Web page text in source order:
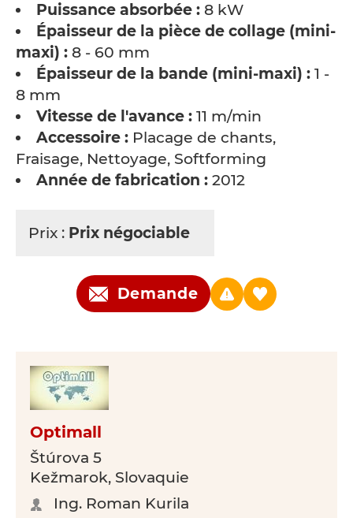
Puissance absorbée : 8 kW
Épaisseur de la pièce de collage (mini-
maxi) : 8 - 60 mm
Épaisseur de la bande (mini-maxi) : 1 -
8 mm
Vitesse de l'avance : 11 m/min
Accessoire : Placage de chants,
Fraisage, Nettoyage, Softforming
Année de fabrication : 2012
Prix : Prix négociable
Demande
Optimall
Štúrova 5
Kežmarok, Slovaquie
Ing. Roman Kurila